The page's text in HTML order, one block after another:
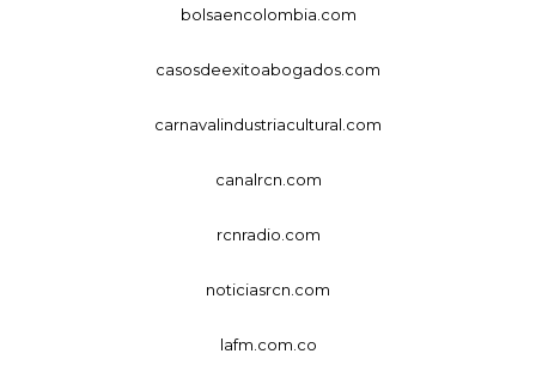
bolsaencolombia.com
casosdeexitoabogados.com
carnavalindustriacultural.com
canalrcn.com
rcnradio.com
noticiasrcn.com
lafm.com.co